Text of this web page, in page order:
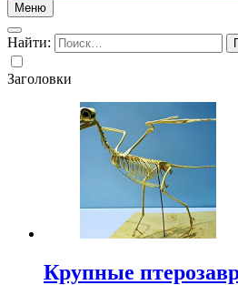
Меню
Найти:
Заголовки
Крупные